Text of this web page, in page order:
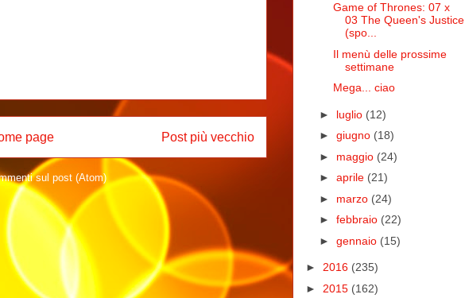
Post più vecchio
page
sul post (Atom)
Game of Thrones: 07 x
03 The Queen's Justice
(spo...
Il menù delle prossime
settimane
Mega... ciao
► luglio (12)
► giugno (18)
► maggio (24)
► aprile (21)
► marzo (24)
► febbraio (22)
► gennaio (15)
► 2016 (235)
► 2015 (162)